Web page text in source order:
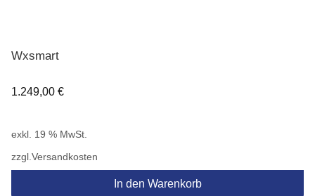
Wxsmart
1.249,00 €
exkl. 19 % MwSt.
zzgl. Versandkosten
In den Warenkorb